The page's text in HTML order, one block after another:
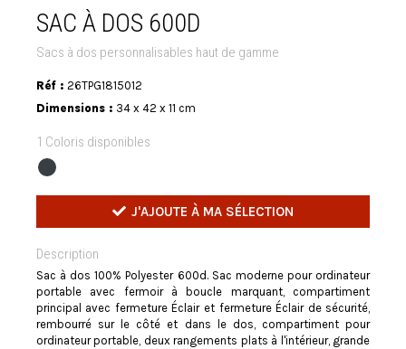
SAC À DOS 600D
Sacs à dos personnalisables haut de gamme
Réf : 26TPG1815012
Dimensions : 34 x 42 x 11 cm
1 Coloris disponibles
J'AJOUTE À MA SÉLECTION
Description
Sac à dos 100% Polyester 600d. Sac moderne pour ordinateur
portable avec fermoir à boucle marquant, compartiment
principal avec fermeture Éclair et fermeture Éclair de sécurité,
rembourré sur le côté et dans le dos, compartiment pour
ordinateur portable, deux rangements plats à l'intérieur, grande